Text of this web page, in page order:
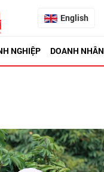
English
NGHIỆP DOANH NHÂN